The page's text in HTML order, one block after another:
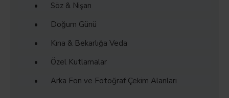
•
Söz & Nişan
•
Doğum Günü
•
Kına & Bekarlığa Veda
•
Özel Kutlamalar
•
Arka Fon ve Fotoğraf Çekim Alanları